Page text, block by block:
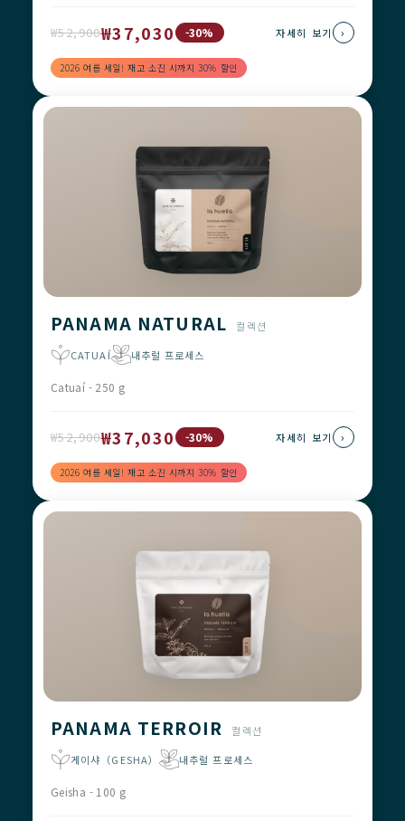
₩52,900₩37,030 -30%
2026 여름 세일! 재고 소진 시까지 30% 할인
자세히 보기 ›
PANAMA NATURAL
컬렉션
CATUAÍ
내추럴 프로세스
Catuaí - 250 g
₩52,900₩37,030 -30%
2026 여름 세일! 재고 소진 시까지 30% 할인
자세히 보기 ›
PANAMA TERROIR
컬렉션
게이샤（GESHA）
내추럴 프로세스
Geisha - 100 g